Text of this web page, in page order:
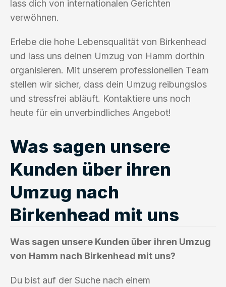
lass dich von internationalen Gerichten
verwöhnen.
Erlebe die hohe Lebensqualität von Birkenhead
und lass uns deinen Umzug von Hamm dorthin
organisieren. Mit unserem professionellen Team
stellen wir sicher, dass dein Umzug reibungslos
und stressfrei abläuft. Kontaktiere uns noch
heute für ein unverbindliches Angebot!
Was sagen unsere
Kunden über ihren
Umzug nach
Birkenhead mit uns
Was sagen unsere Kunden über ihren Umzug
von Hamm nach Birkenhead mit uns?
Du bist auf der Suche nach einem